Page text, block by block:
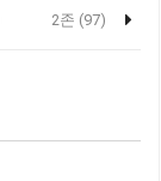
2존 (97)